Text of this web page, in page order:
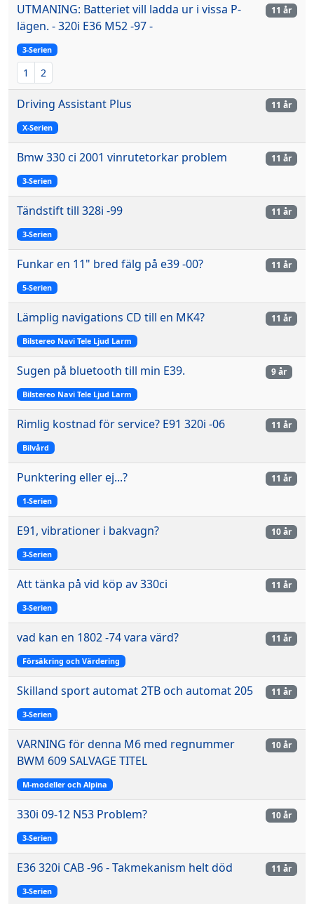
UTMANING: Batteriet vill ladda ur i vissa P-
lägen. - 320i E36 M52 -97 -
3-Serien
1 2
11 år
Driving Assistant Plus
X-Serien
11 år
Bmw 330 ci 2001 vinrutetorkar problem
3-Serien
11 år
Tändstift till 328i -99
3-Serien
11 år
Funkar en 11" bred fälg på e39 -00?
5-Serien
11 år
Lämplig navigations CD till en MK4?
Bilstereo Navi Tele Ljud Larm
11 år
Sugen på bluetooth till min E39.
Bilstereo Navi Tele Ljud Larm
9 år
Rimlig kostnad för service? E91 320i -06
Bilvård
11 år
Punktering eller ej...?
1-Serien
11 år
E91, vibrationer i bakvagn?
3-Serien
10 år
Att tänka på vid köp av 330ci
3-Serien
11 år
vad kan en 1802 -74 vara värd?
Försäkring och Värdering
11 år
Skilland sport automat 2TB och automat 205
3-Serien
11 år
VARNING för denna M6 med regnummer
BWM 609 SALVAGE TITEL
M-modeller och Alpina
10 år
330i 09-12 N53 Problem?
3-Serien
10 år
E36 320i CAB -96 - Takmekanism helt död
3-Serien
11 år